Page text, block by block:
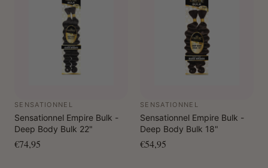
SENSATIONNEL
Sensationnel Empire Bulk -
Deep Body Bulk 22"
€74,95
SENSATIONNEL
Sensationnel Empire Bulk -
Deep Body Bulk 18"
€54,95